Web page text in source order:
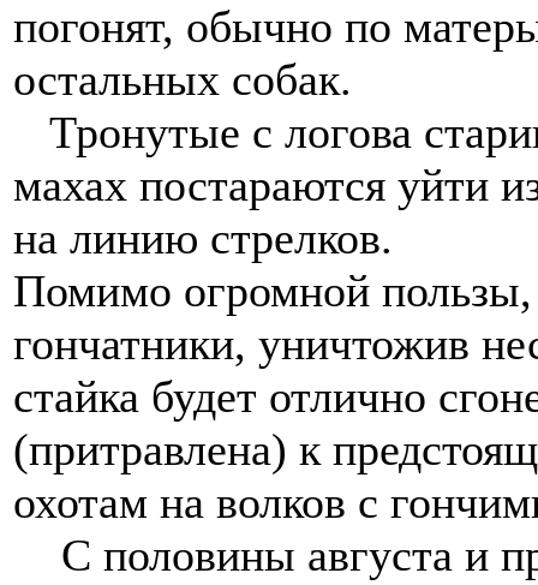
погонят, обычно по
остальных собак.
Тронутые с логова
махах постараются уйти
на линию стрелков.
Помимо огромной
гончатники, уничтожив
стайка будет отлично
(притравлена) к
охотам на волков с
С половины августа и